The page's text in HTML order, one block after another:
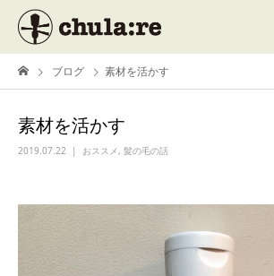
ブログ 素材を活かす
素材を活かす
2019.07.22 おススメ, 髪の毛の話